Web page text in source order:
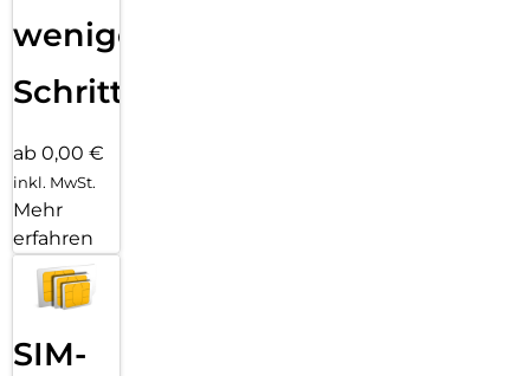
wenigen
Schritten
ab 0,00 €
inkl. MwSt.
Mehr
erfahren
SIM-